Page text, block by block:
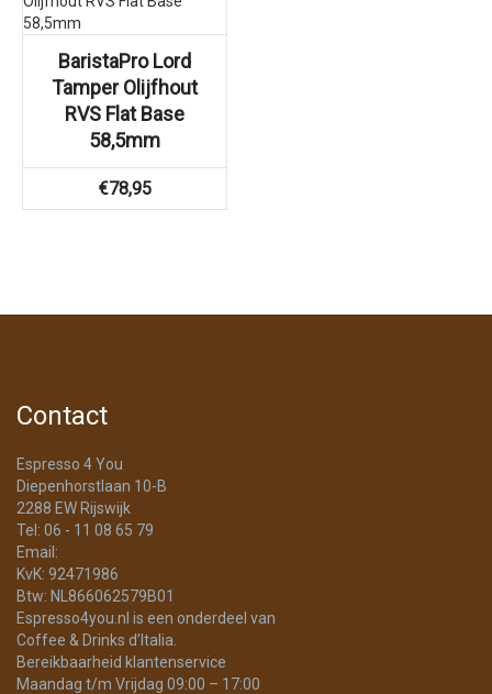
BaristaPro Lord
Tamper Olijfhout
RVS Flat Base
58,5mm
€78,95
Contact
Espresso 4 You
Diepenhorstlaan 10-B
2288 EW Rijswijk
Tel: 06 - 11 08 65 79
Email:
KvK: 92471986
Btw: NL866062579B01
Espresso4you.nl is een onderdeel van
Coffee & Drinks d’Italia.
Bereikbaarheid klantenservice
Maandag t/m Vrijdag 09:00 – 17:00